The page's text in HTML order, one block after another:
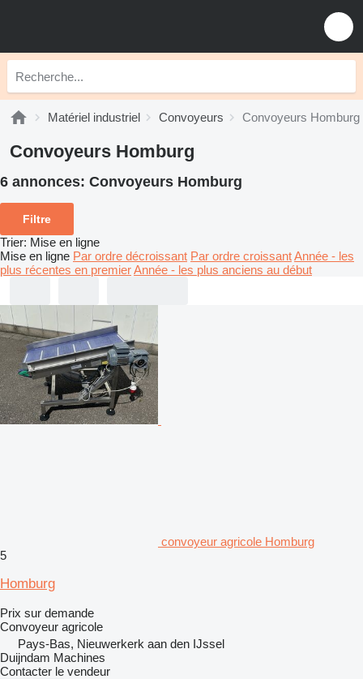
Matériel industriel Convoyeurs Convoyeurs Homburg
Convoyeurs Homburg
6 annonces: Convoyeurs Homburg
Filtre
Trier: Mise en ligne
Mise en ligne Par ordre décroissant Par ordre croissantAnnée - les
plus récentes en premierAnnée - les plus anciens au début
convoyeur agricole Homburg
5
Homburg
Prix sur demande
Convoyeur agricole
Pays-Bas, Nieuwerkerk aan den IJssel
Duijndam Machines
Contacter le vendeur